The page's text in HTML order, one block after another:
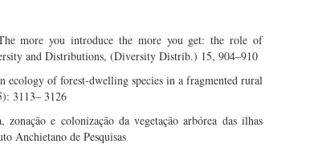
more you introduce the more you get: the role of
and Distributions, (Diversity Distrib.) 15, 904–910
of forest-dwelling species in a fragmented rural
3113– 3126
e colonização da vegetação arbórea das ilhas
Anchietano de Pesquisas